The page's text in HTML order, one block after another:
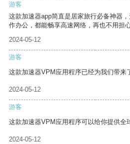
游客
这款加速器app简直是居家旅行必备神器
作办公，都能畅享高速网络，再也不用担
2024-05-12
游客
这款加速器VPM应用程序已经为我们带来
2024-05-12
游客
这款加速器VPM应用程序可以给你提供全
2024-05-12